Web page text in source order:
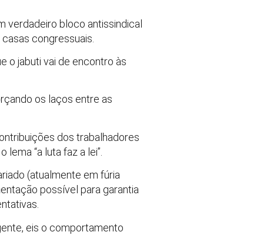
verdadeiro bloco antissindical
congressuais.
o jabuti vai de encontro às
os laços entre as
dos trabalhadores
“a luta faz a lei”.
(atualmente em fúria
possível para garantia
eis o comportamento